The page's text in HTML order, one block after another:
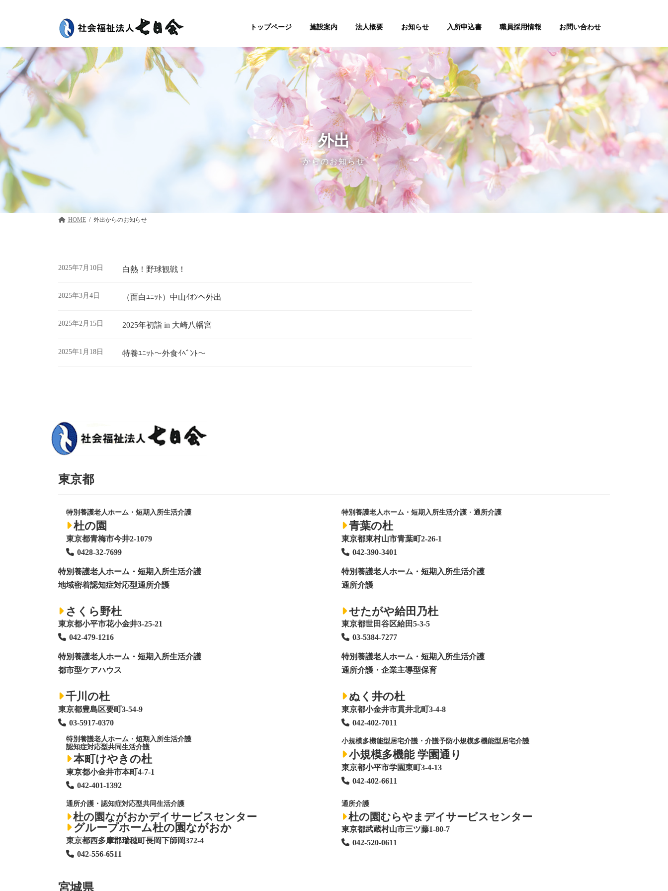
ツ
ッ
プ
シ
移
動
トップページ 施設案内 法人概要 お知らせ 入所申込書 職員採用情報 お問い合わせ
外出
からのお知らせ
HOME 外出
2025年7月10日 白熱！野球観戦！
2025年3月4日 （面白ﾕﾆｯﾄ）中山ｲｵﾝへ外出
2025年2月15日 2025年初詣 in 大崎八幡宮
2025年1月18日 特養ﾕﾆｯﾄ～外食ｲﾍﾞﾝﾄ～
東京都
特別養護老人ホーム・短期入所生活介護
杜の園
東京都青梅市今井2-1079
0428-32-7699
特別養護老人ホーム・短期入所生活介護 ・ 通所介護
青葉の杜
東京都東村山市青葉町2-26-1
042-390-3401
特別養護老人ホーム ・短期入所生活介護
地域密着認知症対応型通所介護
さくら野杜
東京都小平市花小金井3-25-21
042-479-1216
特別養護老人ホーム ・短期入所生活介護
通所介護
せたがや給田乃杜
東京都世田谷区給田5-3-5
03-5384-7277
特別養護老人ホーム ・短期入所生活介護
都市型ケアハウス
千川の杜
東京都豊島区要町3-54-9
03-5917-0370
特別養護老人ホーム ・短期入所生活介護
通所介護・企業主導型保育
ぬく井の杜
東京都小金井市貫井北町3-4-8
042-402-7011
特別養護老人ホーム ・短期入所生活介護
認知症対応型共同生活介護
本町けやきの杜
東京都小金井市本町4-7-1
042-401-1392
小規模多機能型居宅介護・介護予防小規模多機能型居宅介護
小規模多機能 学園通り
東京都小平市学園東町3-4-13
042-402-6611
通所介護・認知症対応型共同生活介護
杜の園ながおかデイサービスセンター
グループホーム杜の園ながおか
東京都西多摩郡瑞穂町長岡下師岡372-4
042-556-6511
通所介護
杜の園むらやまデイサービスセンター
東京都武蔵村山市三ツ藤1-80-7
042-520-0611
宮城県